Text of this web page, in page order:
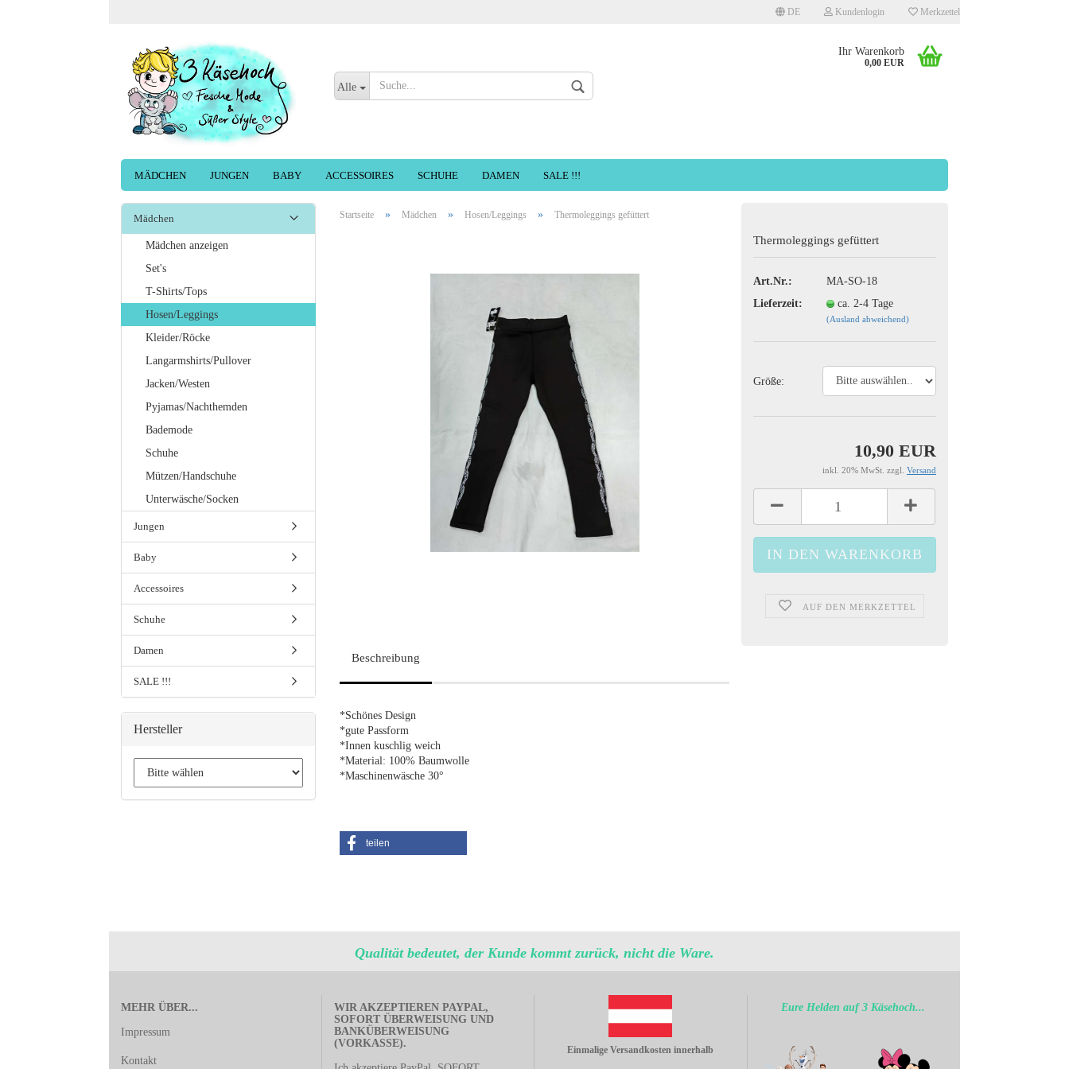
DE Kundenlogin Merkzettel
Alle
Ihr Warenkorb
0,00 EUR
MÄDCHEN JUNGEN BABY ACCESSOIRES SCHUHE DAMEN SALE !!!
Startseite » Mädchen » Hosen/Leggings » Thermoleggings gefüttert
Thermoleggings gefüttert
Art.Nr.:
MA-SO-18
Lieferzeit:
ca. 2-4 Tage
(Ausland abweichend)
Größe:
10,90 EUR
inkl. 20% MwSt. zzgl. Versand
AUF DEN MERKZETTEL
Beschreibung
*Schönes Design
*gute Passform
*Innen kuschlig weich
*Material: 100% Baumwolle
*Maschinenwäsche 30°
teilen
Mädchen
Mädchen anzeigen
Set's
T-Shirts/Tops
Hosen/Leggings
Kleider/Röcke
Langarmshirts/Pullover
Jacken/Westen
Pyjamas/Nachthemden
Bademode
Schuhe
Mützen/Handschuhe
Unterwäsche/Socken
Jungen
Baby
Accessoires
Schuhe
Damen
SALE !!!
Hersteller
Qualität bedeutet, der Kunde kommt zurück, nicht die Ware.
MEHR ÜBER...
Impressum
Kontakt
WIR AKZEPTIEREN PAYPAL,
SOFORT ÜBERWEISUNG UND
BANKÜBERWEISUNG
(VORKASSE).
Einmalige Versandkosten innerhalb
Eure Helden auf 3 Käsehoch...